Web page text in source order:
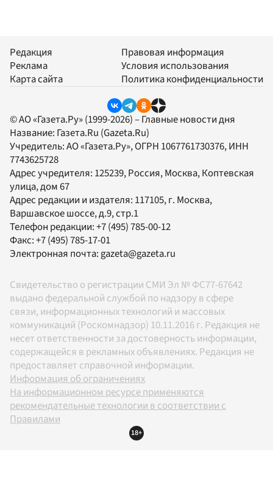
Редакция
Реклама
Карта сайта
Правовая информация
Условия использования
Политика конфиденциальности
© АО «Газета.Ру» (1999-2026) – Главные новости дня
Название: Газета.Ru (Gazeta.Ru)
Учредитель:АО «Газета.Ру», ОГРН 1067761730376, ИНН
7743625728
Адрес учредителя: 125239, Россия, Москва, Коптевская
улица, дом 67
Адрес редакции и издателя: 117105, г. Москва,
Варшавское шоссе, д.9, стр.1
Телефон редакции:+7 (495) 785-00-12
Факс:+7 (495) 785-17-01
Электронная почта: gazeta@gazeta.ru
Свидетельство о регистрации СМИ Эл № ФС77-67642
выдано федеральной службой по надзору в сфере
связи, информационных технологий и массовых
коммуникаций (Роскомнадзор) 10.11.2016 г. Редакция не
несет ответственности за достоверность информации,
содержащейся в рекламных объявлениях. Редакция не
предоставляет справочной информации.
Информация об ограничениях
На информационном ресурсе применяются
рекомендательные технологии в соответствии с
Правилами
18+